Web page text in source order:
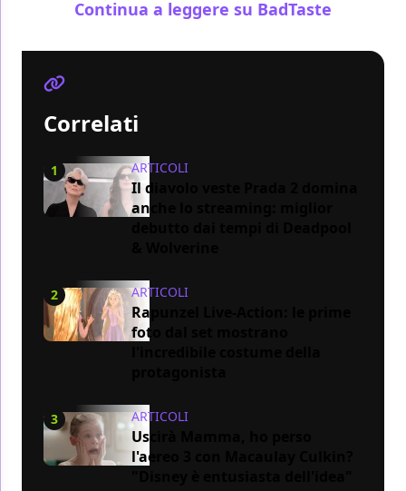
Continua a leggere su BadTaste
Correlati
1 ARTICOLI
Il diavolo veste Prada 2 domina
anche lo streaming: miglior
2 ARTICOLI
Rapunzel Live-Action: le prime
foto dal set mostrano
3 ARTICOLI
Uscirà Mamma, ho perso
l'aereo 3 con Macaulay Culkin?